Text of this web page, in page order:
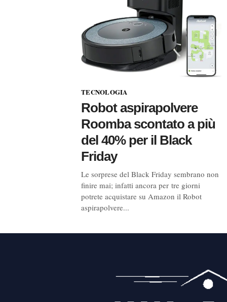
TECNOLOGIA
Robot aspirapolvere
Roomba scontato a più
del 40% per il Black
Friday
Le sorprese del Black Friday sembrano non
finire mai; infatti ancora per tre giorni
potrete acquistare su Amazon il Robot
aspirapolvere...